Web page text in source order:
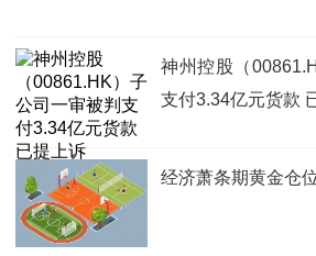
神州控股（
支付3.34亿元货款
经济萧条期黄金仓